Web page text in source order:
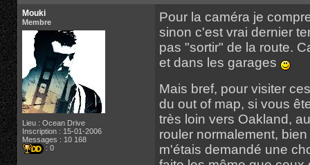
Mouki
Membre
Lieu : Ocean Drive
Inscription : 15-01-2006
Messages : 10 168
: 0
Pour la caméra je
sinon c'est vrai dernier
pas "sortir" de la route.
et dans les garages
Mais bref, pour visiter
du out of map, si vous
très loin vers Oakland,
rouler normalement,
m'étais demandé une